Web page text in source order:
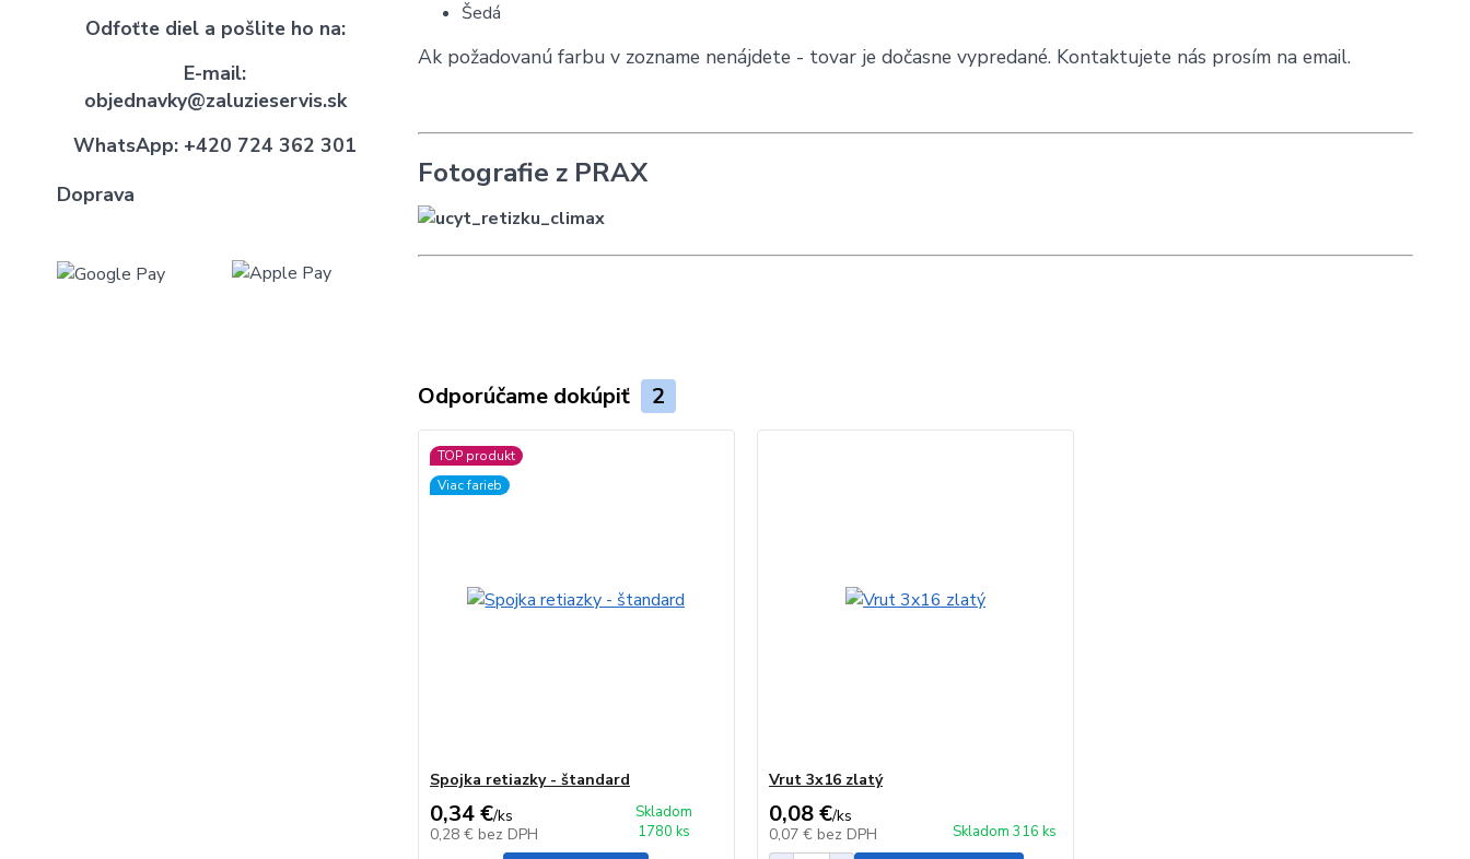
Odfoťte diel a pošlite ho na:
E-mail:
objednavky@zaluzieservis.sk
WhatsApp: +420 724 362 301
Doprava
Šedá
Ak požadovanú farbu v zozname nenájdete - tovar je dočasne vypredané. Kontaktujete nás prosím na email.
Fotografie z PRAX
Odporúčame dokúpiť 2
TOP produkt
Viac farieb
Spojka retiazky - štandard
0,34 €/ks
0,28 € bez DPH
Skladom
1780 ks
Vrut 3x16 zlatý
0,08 €/ks
0,07 € bez DPH Skladom 316 ks